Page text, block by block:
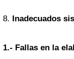
8. Inadecuados
1.- Fallas en la